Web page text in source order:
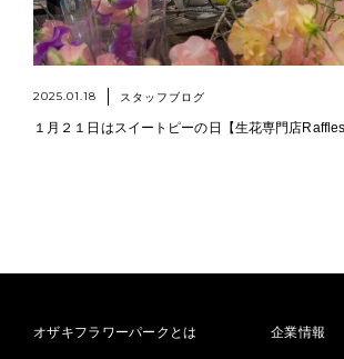
2025.01.18 スタッフブログ
１月２１日はスイートピーの日【生花専門店
オザキフラワーパークとは 企業情報